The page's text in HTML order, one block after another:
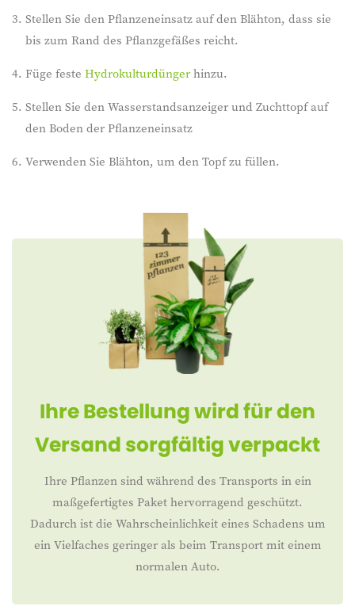
Stellen Sie den Pflanzeneinsatz auf den Blähton, dass sie
bis zum Rand des Pflanzgefäßes reicht.
Füge feste Hydrokulturdüngerhinzu.
Stellen Sie den Wasserstandsanzeiger und Zuchttopf auf
den Boden der Pflanzeneinsatz
Verwenden Sie Blähton, um den Topf zu füllen.
Ihre Bestellung wird für den
Versand sorgfältig verpackt
Ihre Pflanzen sind während des Transports in ein
maßgefertigtes Paket hervorragend geschützt.
Dadurch ist die Wahrscheinlichkeit eines Schadens um
ein Vielfaches geringer als beim Transport mit einem
normalen Auto.